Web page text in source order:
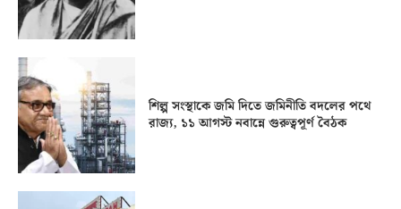
শিল্প সংস্থাকে জমি দিতে জমিনীতি বদলের পথে
রাজ্য, ১১ আগস্ট নবান্নে গুরুত্বপূর্ণ বৈঠক